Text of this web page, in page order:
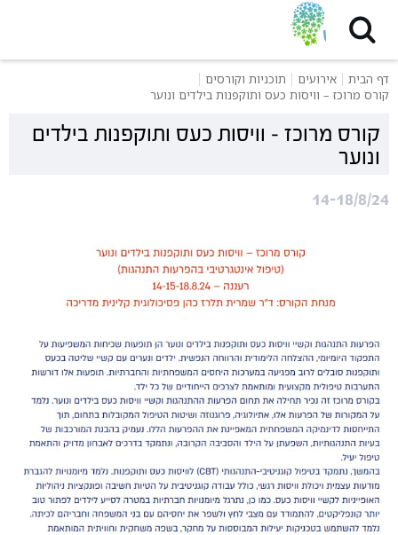
דף הבית אירועים
תוכניות וקורסים
קורס מרוכז – וויסות כעס ותוקפנות בילדים ונוער
קורס מרוכז – וויסות כעס ותוקפנות בילדים
ונוער
14-18/8/24